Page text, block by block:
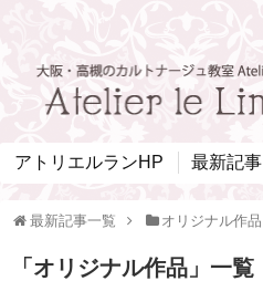
アトリエルランHP 最新記事
最新記事一覧 オリジナル作品
「オリジナル作品 」 一覧